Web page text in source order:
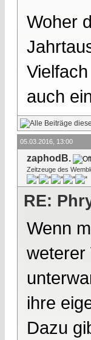
Woher
auch
05.03.2016, 13:00
zaphodB.
Zeitzeuge des
RE:
Wenn
weterer
ihre
Dazu